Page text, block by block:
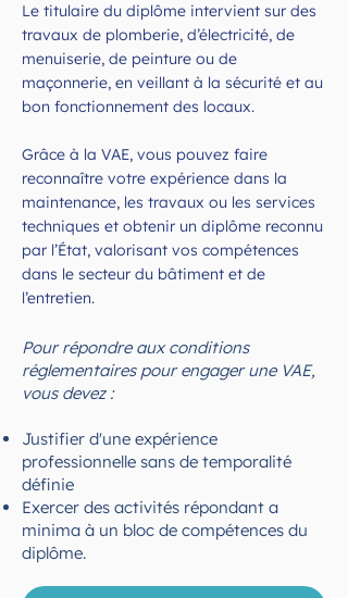
Le titulaire du diplôme intervient sur des
travaux de plomberie, d’électricité, de
menuiserie, de peinture ou de
maçonnerie, en veillant à la sécurité et au
bon fonctionnement des locaux.
Grâce à la VAE, vous pouvez faire
reconnaître votre expérience dans la
maintenance, les travaux ou les services
techniques et obtenir un diplôme reconnu
par l’État, valorisant vos compétences
dans le secteur du bâtiment et de
l’entretien.
Pour répondre aux conditions
réglementaires pour engager une VAE,
vous devez :
Justifier d'une expérience
professionnelle sans de temporalité
définie
Exercer des activités répondant a
minima à un bloc de compétences du
diplôme.